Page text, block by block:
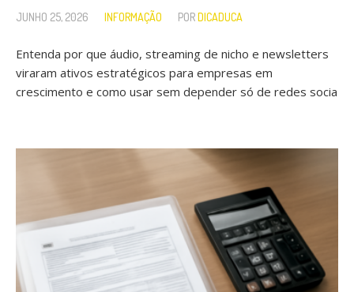
JUNHO 25, 2026 INFORMAÇÃO PORDICADUCA
Entenda por que áudio, streaming de nicho e newsletters
viraram ativos estratégicos para empresas em
crescimento e como usar sem depender só de redes socia